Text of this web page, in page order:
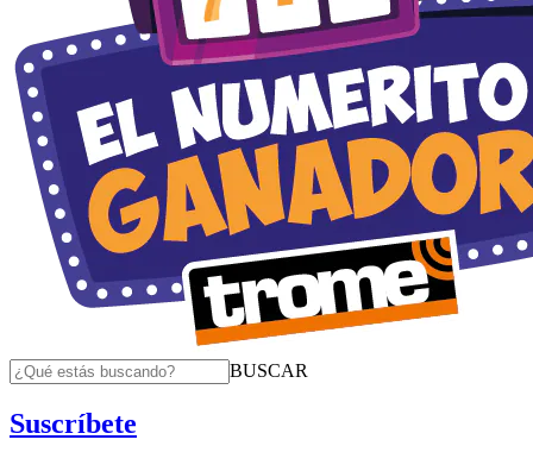
BUSCAR
Suscríbete